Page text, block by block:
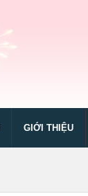
GIỚI THIỆU